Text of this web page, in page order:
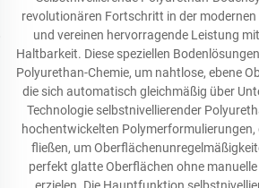
revolutionären Fortschritt in der
und vereinen hervorragende Leistung
Haltbarkeit. Diese speziellen
Polyurethan-Chemie, um nahtlose, ebene
die sich automatisch gleichmäßig über
Technologie selbstnivellierender
hochentwickelten
fließen, um
perfekt glatte Oberflächen ohne